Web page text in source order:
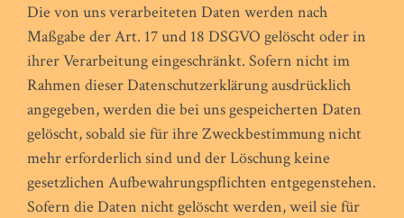
Die von uns verarbeiteten Daten werden nach
Maßgabe der Art. 17 und 18 DSGVO gelöscht oder in
ihrer Verarbeitung eingeschränkt. Sofern nicht im
Rahmen dieser Datenschutzerklärung ausdrücklich
angegeben, werden die bei uns gespeicherten Daten
gelöscht, sobald sie für ihre Zweckbestimmung nicht
mehr erforderlich sind und der Löschung keine
gesetzlichen Aufbewahrungspflichten entgegenstehen.
Sofern die Daten nicht gelöscht werden, weil sie für